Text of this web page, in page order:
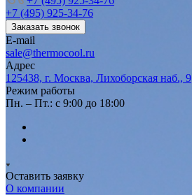
+7 (495) 925-34-76
Заказать звонок
E-mail
sale@thermocool.ru
Адрес
125438, г. Москва, Лихоборская наб., 9
Режим работы
Пн. – Пт.: с 9:00 до 18:00
Оставить заявку
О компании